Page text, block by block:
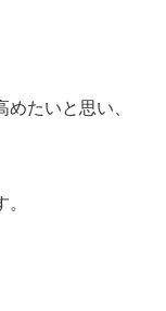
たいと思い、